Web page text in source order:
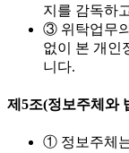
지를 감독하
③ 위탁업무
없이 본 개인
니다.
제5조(정보주체와
① 정보주체